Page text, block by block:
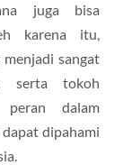
juga bisa
karena itu,
sangat
serta tokoh
dalam
dipahami